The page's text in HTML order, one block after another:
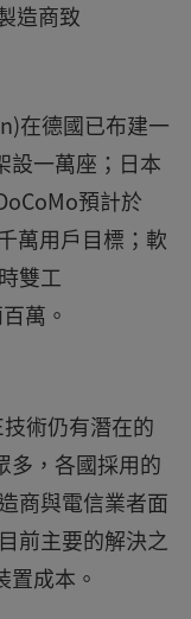
造商致
在德國已布建一
設一萬座；日本
預計於
萬用戶目標；軟
雙工
萬。
術仍有潛在的
多，各國採用的
商與電信業者面
前主要的解決之
成本。